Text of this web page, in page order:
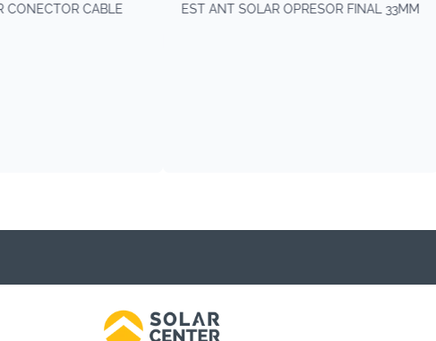
CONECTOR CABLE
EST ANT SOLAR OPRESOR FINAL 33MM